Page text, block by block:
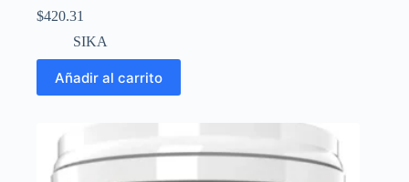
$420.31
SIKA
Añadir al carrito